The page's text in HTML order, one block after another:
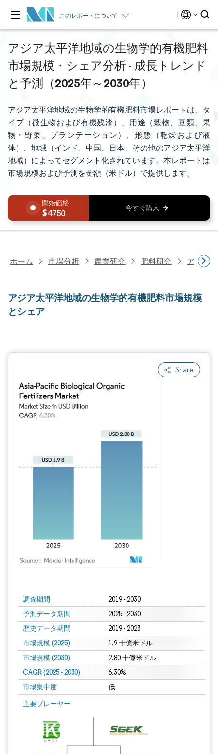
このレポートについて
アジア太平洋地域の生物学的有機肥料
市場規模・シェア分析 - 成長トレンド
と予測（2025年～2030年）
アジア太平洋地域の生物学的有機肥料市場レポートは、タ
イプ（微生物および有機残渣）、用途（穀物、豆類、果
物・野菜、プランテーション）、形態（乾燥および液
体）、地域（インド、中国、日本、その他のアジア太平洋
地域）によってセグメント化されています。本レポートは
市場規模および予測を金額（米ドル）で提供します。
4750
ホーム 市場分析 農業研究 肥料研究 アジア
アジア太平洋地域の生物学的有機肥料市場規模
とシェア
Share
調査期間 2019 - 2030
予測データ期間 2025 - 2030
歴史データ期間 2019 - 2023
市場規模 (2025) 1.9 十億米ドル
市場規模 (2030) 2.80 十億米ドル
CAGR (2025 - 2030) 6.30%
市場集中度 低
主要プレーヤー